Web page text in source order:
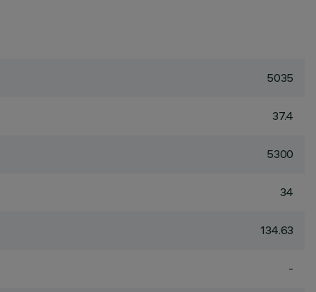
5035
37.4
5300
34
134.63
-